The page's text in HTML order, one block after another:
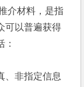
材料，是指
可以普遍获得
非指定信息